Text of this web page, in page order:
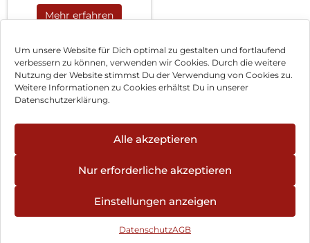
Um unsere Website für Dich optimal zu gestalten und fortlaufend
verbessern zu können, verwenden wir Cookies. Durch die weitere
Nutzung der Website stimmst Du der Verwendung von Cookies zu.
Weitere Informationen zu Cookies erhältst Du in unserer
Datenschutzerklärung.
Alle akzeptieren
Nur erforderliche akzeptieren
Einstellungen anzeigen
DatenschutzAGB
Mehr erfahren
Impressum
Hinweis zur Batterieentsorgung
Newsletter
, Brodos AG – All Rights Reserved.